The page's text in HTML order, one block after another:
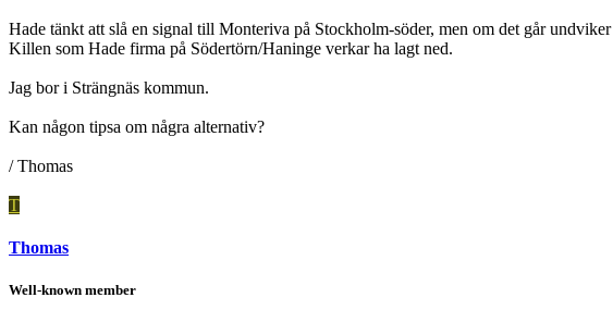
Hade tänkt att slå en signal till Monteriva på Stockholm-söder, men om det går
Killen som Hade firma på Södertörn/Haninge verkar ha lagt ned.
Jag bor i Strängnäs kommun.
Kan någon tipsa om några alternativ?
/ Thomas
T
Thomas
Well-known member